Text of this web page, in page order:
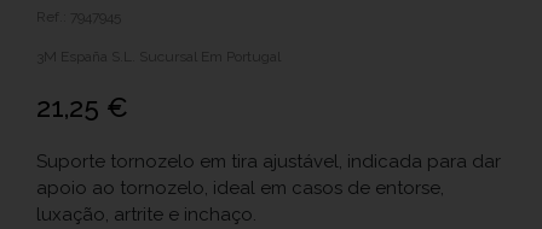
Ref.: 7947945
3M España S.L. Sucursal Em Portugal
21,25 €
Suporte tornozelo em tira ajustável, indicada para dar
apoio ao tornozelo, ideal em casos de entorse,
luxação, artrite e inchaço.